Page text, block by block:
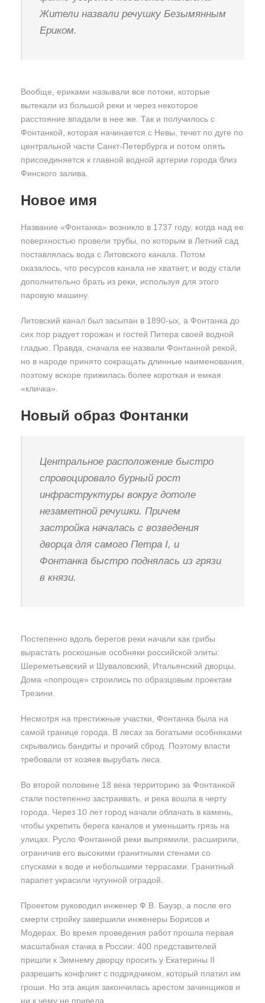
Жители назвали речушку Безымянным
Ериком.
Вообще, ериками называли все потоки, которые
вытекали из большой реки и через некоторое
расстояние впадали в нее же. Так и получилось с
Фонтанкой, которая начинается с Невы, течет по дуге по
центральной части Санкт-Петербурга и потом опять
присоединяется к главной водной артерии города близ
Финского залива.
Новое имя
Название «Фонтанка» возникло в 1737 году, когда над ее
поверхностью провели трубы, по которым в Летний сад
поставлялась вода с Литовского канала. Потом
оказалось, что ресурсов канала не хватает, и воду стали
дополнительно брать из реки, используя для этого
паровую машину.
Литовский канал был засыпан в 1890-ых, а Фонтанка до
сих пор радует горожан и гостей Питера своей водной
гладью. Правда, сначала ее назвали Фонтанной рекой,
но в народе принято сокращать длинные наименования,
поэтому вскоре прижилась более короткая и емкая
«кличка».
Новый образ Фонтанки
Центральное расположение быстро
спровоцировало бурный рост
инфраструктуры вокруг дотоле
незаметной речушки. Причем
застройка началась с возведения
дворца для самого Петра I, и
Фонтанка быстро поднялась из грязи
в князи.
Постепенно вдоль берегов реки начали как грибы
вырастать роскошные особняки российской элиты:
Шереметьевский и Шуваловский, Итальянский дворцы.
Дома «попроще» строились по образцовым проектам
Трезини.
Несмотря на престижные участки, Фонтанка была на
самой границе города. В лесах за богатыми особняками
скрывались бандиты и прочий сброд. Поэтому власти
требовали от хозяев вырубать леса.
Во второй половине 18 века территорию за Фонтанкой
стали постепенно застраивать, и река вошла в черту
города. Через 10 лет город начали облачать в камень,
чтобы укрепить берега каналов и уменьшить грязь на
улицах. Русло Фонтанной реки выпрямили, расширили,
ограничив его высокими гранитными стенами со
спусками к воде и небольшими террасами. Гранитный
парапет украсили чугунной оградой.
Проектом руководил инженер Ф.В. Бауэр, а после его
смерти стройку завершили инженеры Борисов и
Модерах. Во время проведения работ прошла первая
масштабная стачка в России: 400 представителей
пришли к Зимнему дворцу просить у Екатерины II
разрешить конфликт с подрядчиком, который платил им
гроши. Но эта акция закончилась арестом зачинщиков и
ни к чему не привела.